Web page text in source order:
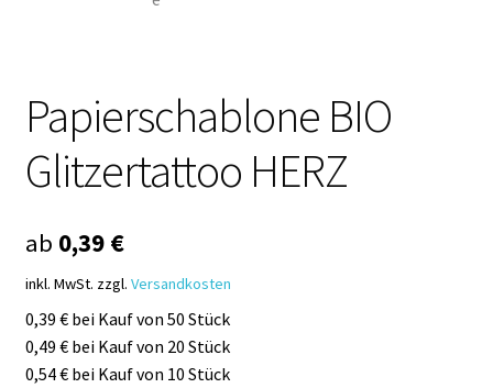
Papierschablone BIO
Glitzertattoo HERZ
ab 0,39 €
inkl. MwSt. zzgl. Versandkosten
0,39 € bei Kauf von 50 Stück
0,49 € bei Kauf von 20 Stück
0,54 € bei Kauf von 10 Stück